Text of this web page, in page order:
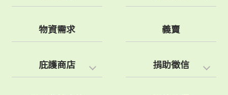
物資需求 義賣
庇護商店 捐助徵信